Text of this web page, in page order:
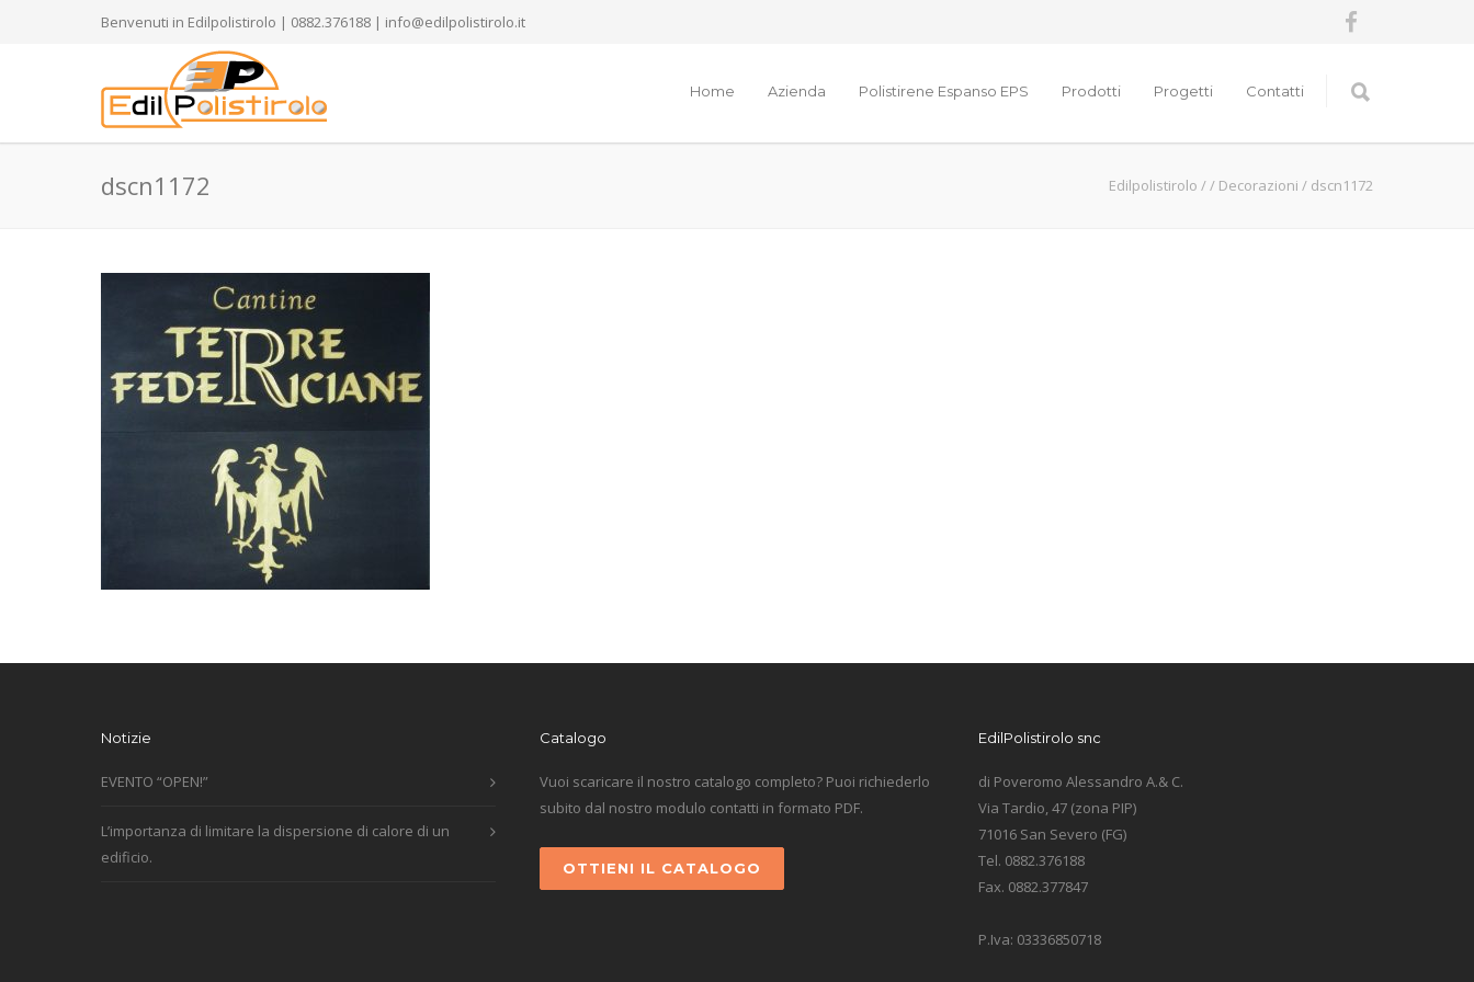
Benvenuti in Edilpolistirolo | 0882.376188 | info@edilpolistirolo.it
Home Azienda Polistirene Espanso EPS Prodotti Progetti Contatti
dscn1172 Edilpolistirolo // Decorazioni / dscn1172
Notizie
EVENTO “OPEN!”
L’importanza di limitare la dispersione di calore di un
edificio.
Catalogo
Vuoi scaricare il nostro catalogo completo? Puoi richiederlo
subito dal nostro modulo contatti in formato PDF.
OTTIENI IL CATALOGO
EdilPolistirolo snc
di Poveromo Alessandro A.& C.
Via Tardio, 47 (zona PIP)
71016 San Severo (FG)
Tel. 0882.376188
Fax. 0882.377847
P.Iva: 03336850718